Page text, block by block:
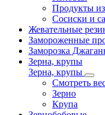
Продукты из
Сосиски и
Жевательные
Замороженные
Заморозка
Зерна, крупы
Зерна, крупы
Смотреть
Зерно
Крупа